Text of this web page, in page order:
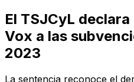
El TSJCyL
Vox a las
2023
La sentencia reconoce el